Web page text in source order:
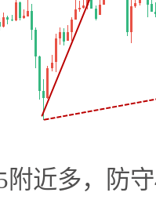
附近多，防